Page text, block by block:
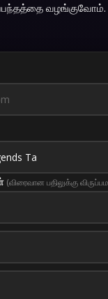
வழங்குவோம்.
(விரைவான பதிலுக்கு